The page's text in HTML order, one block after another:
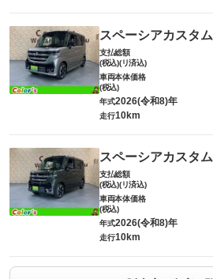
スペーシアカスタム
支払総額
(税込)(リ済込)
車両本体価格
(税込)
年式2026(令和8)年
走行10km
スペーシアカスタム
支払総額
(税込)(リ済込)
車両本体価格
(税込)
年式2026(令和8)年
走行10km